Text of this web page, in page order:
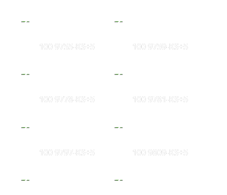
100 9755-KS+5 100 9759-KS+5
100 9778-KS+5 100 9781-KS+5
100 9797-KS+5 100 9809-KS+5